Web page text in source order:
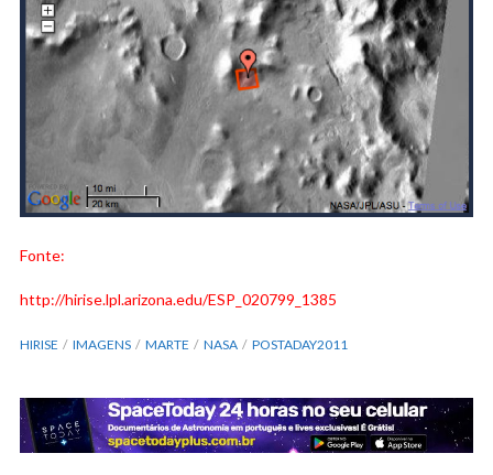
Fonte:
http://hirise.lpl.arizona.edu/ESP_020799_1385
HIRISE IMAGENS MARTE NASA POSTADAY2011